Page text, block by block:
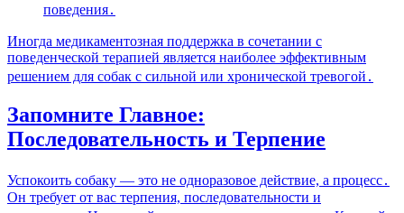
поведения․
Иногда медикаментозная поддержка в сочетании с
поведенческой терапией является наиболее эффективным
решением для собак с сильной или хронической тревогой․
Запомните Главное:
Последовательность и Терпение
Успокоить собаку — это не одноразовое действие, а процесс․
Он требует от вас терпения, последовательности и